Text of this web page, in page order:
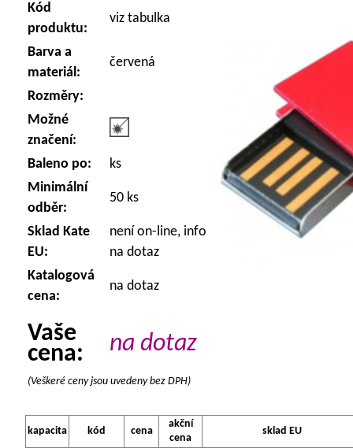
Kód
produktu:
viz tabulka
Barva a
materiál:
červená
Rozměry:
Možné
značení:
Baleno po:
ks
Minimální
odběr:
50 ks
Sklad Kate
EU:
není on-line, info
na dotaz
Katalogová
cena:
na dotaz
Vaše
cena:
na dotaz
(Veškeré ceny jsou uvedeny bez DPH)
kapacita kód cena
akční
cena
sklad EU